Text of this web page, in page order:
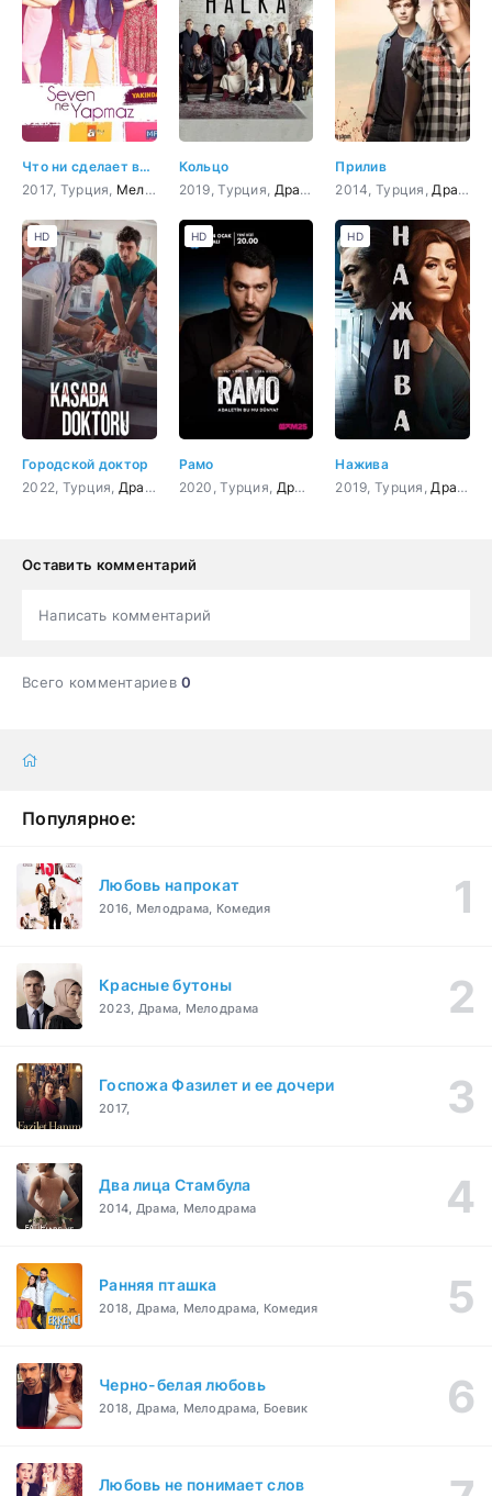
Что ни сделает влюбленный
2017, Турция, Мелодрама ,Комедия
Кольцо
2019, Турция, Драма криминал ,Боевик,
Прилив
2014, Турция, Драма
Городской доктор
2022, Турция, Драма Мелодрама
HD
Рамо
2020, Турция, Драма Боевик,Криминал
HD
Нажива
2019, Турция, Драма
HD
Оставить комментарий
Написать комментарий
Всего комментариев0
Популярное:
Любовь напрокат
2016, Мелодрама, Комедия
Красные бутоны
2023, Драма, Мелодрама
Госпожа Фазилет и ее дочери
2017,
Два лица Стамбула
2014, Драма, Мелодрама
Ранняя пташка
2018, Драма, Мелодрама, Комедия
Черно-белая любовь
2018, Драма, Мелодрама, Боевик
Любовь не понимает слов